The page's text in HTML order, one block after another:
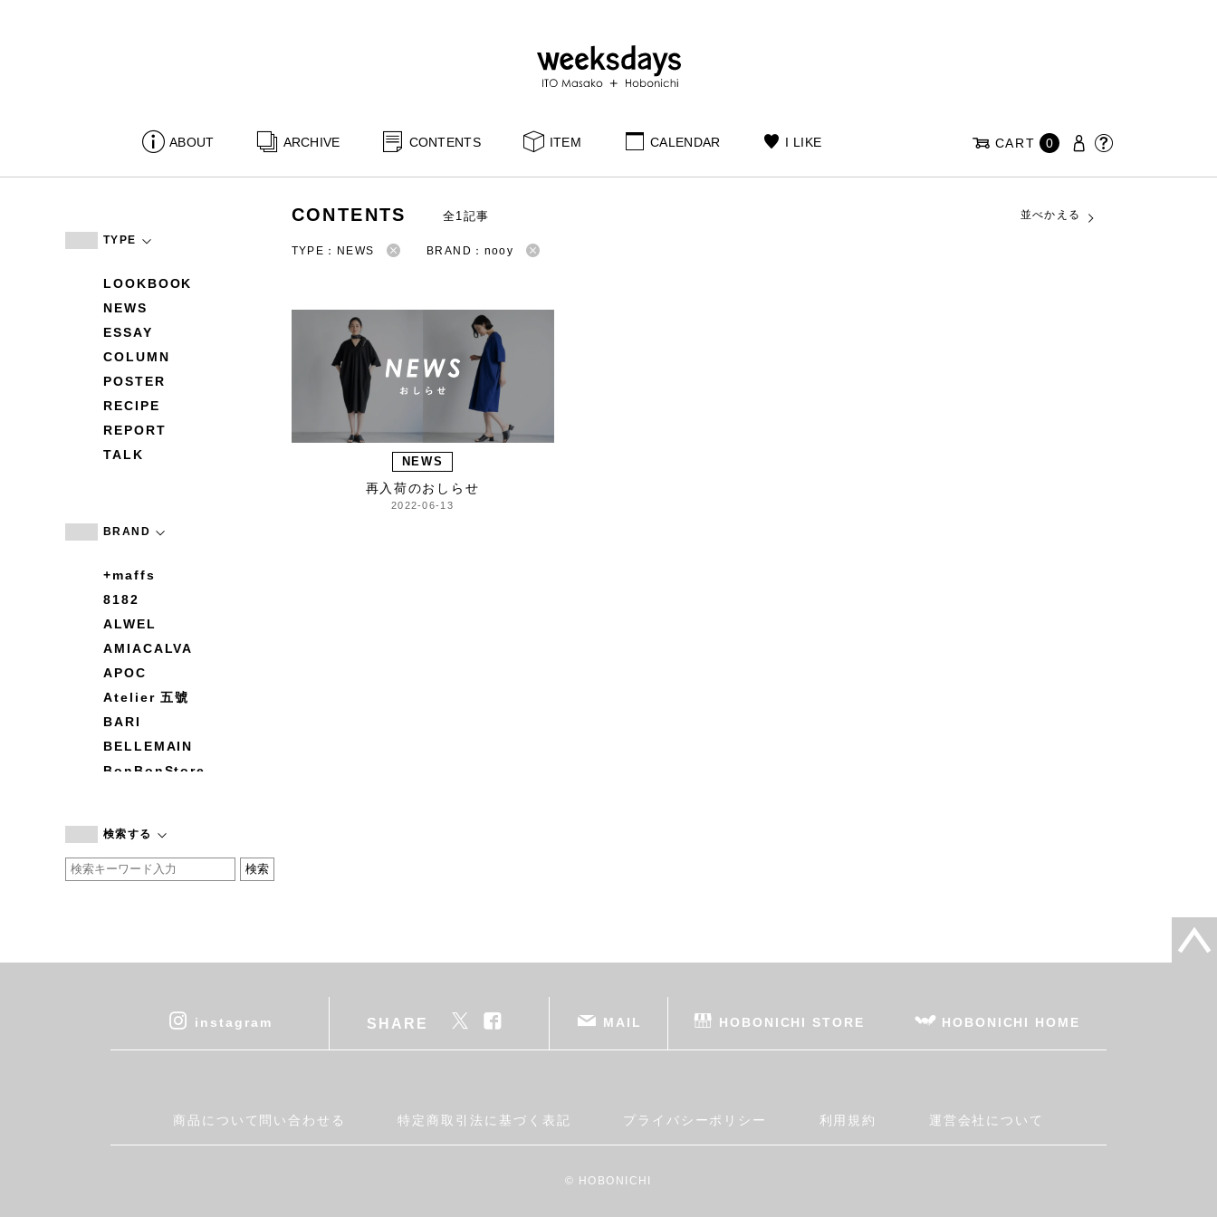
ABOUT ARCHIVE CONTENTS ITEM CALENDAR I LIKE CART 0
TYPE
LOOKBOOK
NEWS
ESSAY
COLUMN
POSTER
RECIPE
REPORT
TALK
BRAND
+maffs
8182
ALWEL
AMIACALVA
APOC
Atelier 五號
BARI
BELLEMAIN
BonBonStore
by basics
CATWORTH
cohan
DEAN & DELUCA
Fatima Morocco
検索する
CONTENTS 全1記事 並べかえる
TYPE：NEWS BRAND：nooy
NEWS
再入荷のおしらせ
2022-06-13
instagram SHARE MAIL HOBONICHI STORE HOBONICHI HOME
商品について問い合わせる 特定商取引法に基づく表記 プライバシーポリシー 利用規約 運営会社について
© HOBONICHI